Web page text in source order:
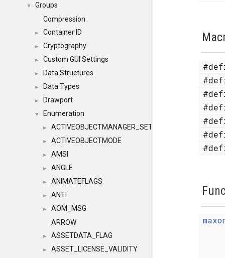
▼
Groups
Compression
► Container ID
► Cryptography
► Custom GUI Settings
► Data Structures
► Data Types
► Drawport
▼ Enumeration
► ACTIVEOBJECTMANAGER_SETOBJECTS
► ACTIVEOBJECTMODE
► AMSI
► ANGLE
► ANIMATEFLAGS
► ANTI
►
AOM_MSG
ARROW
► ASSETDATA_FLAG
► ASSET_LICENSE_VALIDITY